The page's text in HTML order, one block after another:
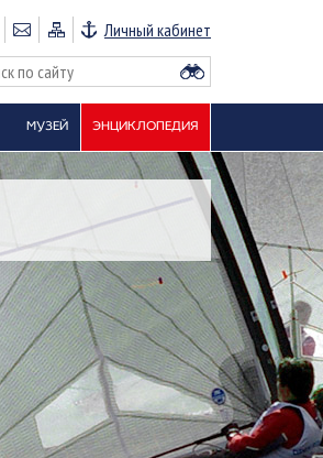
Личный кабинет
МУЗЕЙ ЭНЦИКЛОПЕДИЯ